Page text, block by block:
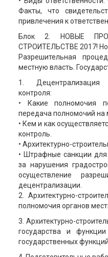
Факты, что
привлечения к
Блок 2. НОВЫЕ
СТРОИТЕЛЬСТВЕ 2017!
Разрешительная
местную власть.
1. Децентрализация
контроля:
• Какие полномочия
передача полномочий на
• Кем и как
контроль.
• Архитектурно-
• Штрафные санкции
за нарушения
осуществление
децентрализации.
2. Архитектурно-
полномочия органов
3. Архитектурно-
государства и
государственных функций.